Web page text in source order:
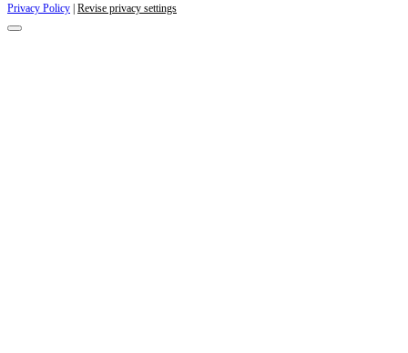
Privacy Policy | Revise privacy settings